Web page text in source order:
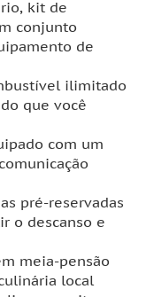
kit de
conjunto
de
ilimitado
que você
com um
pré-reservadas
o descanso e
meia-pensão
local